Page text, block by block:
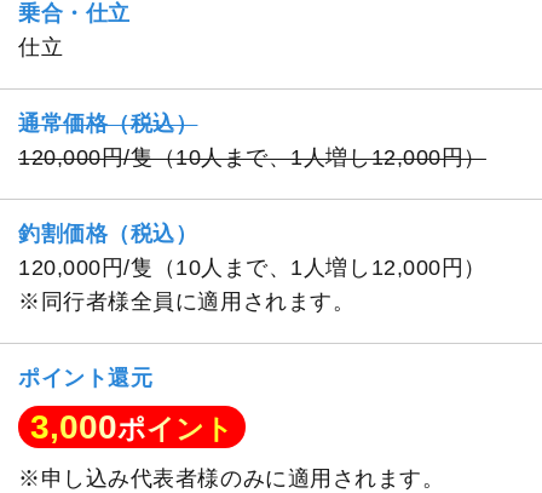
乗合・仕立
仕立
通常価格（税込）
120,000円/隻（10人まで、1人増し12,000円）
釣割価格（税込）
120,000円/隻（10人まで、1人増し12,000円）
※同行者様全員に適用されます。
ポイント還元
3,000ポイント
※申し込み代表者様のみに適用されます。